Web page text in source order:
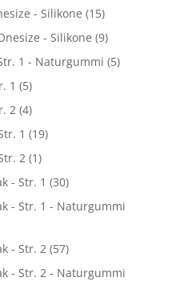
- Silikone (15)
- Silikone (9)
1 - Naturgummi (5)
1 (5)
2 (4)
1 (19)
2 (1)
- Str. 1 (30)
- Str. 1 - Naturgummi
- Str. 2 (57)
- Str. 2 - Naturgummi